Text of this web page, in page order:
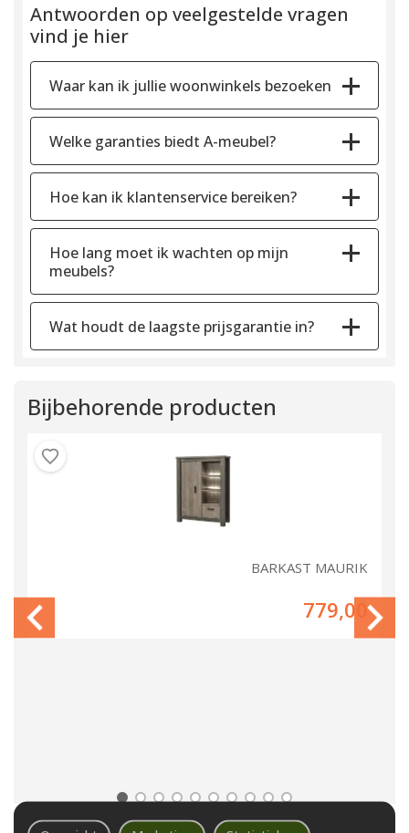
Antwoorden op veelgestelde vragen
vind je hier
Waar kan ik jullie woonwinkels bezoeken
Welke garanties biedt A-meubel?
Hoe kan ik klantenservice bereiken?
Hoe lang moet ik wachten op mijn
meubels?
Wat houdt de laagste prijsgarantie in?
Bijbehorende producten
BARKAST MAURIK
779,00